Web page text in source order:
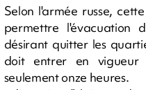
Selon l'armée russe,
permettre l'évacuation
désirant quitter les
doit entrer en
seulement onze heures.